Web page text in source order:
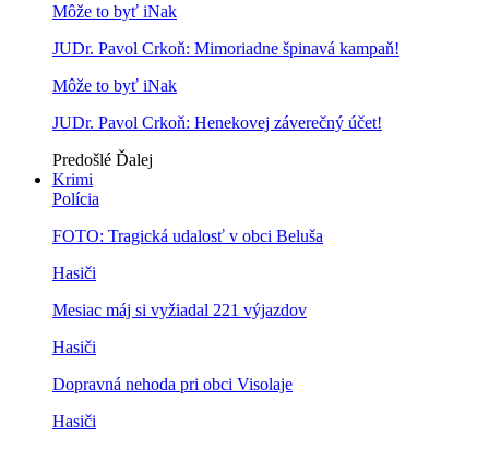
Môže to byť iNak
JUDr. Pavol Crkoň: Mimoriadne špinavá kampaň!
Môže to byť iNak
JUDr. Pavol Crkoň: Henekovej záverečný účet!
Predošlé Ďalej
Krimi
Polícia
FOTO: Tragická udalosť v obci Beluša
Hasiči
Mesiac máj si vyžiadal 221 výjazdov
Hasiči
Dopravná nehoda pri obci Visolaje
Hasiči